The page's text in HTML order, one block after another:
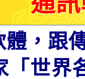
，跟
世界